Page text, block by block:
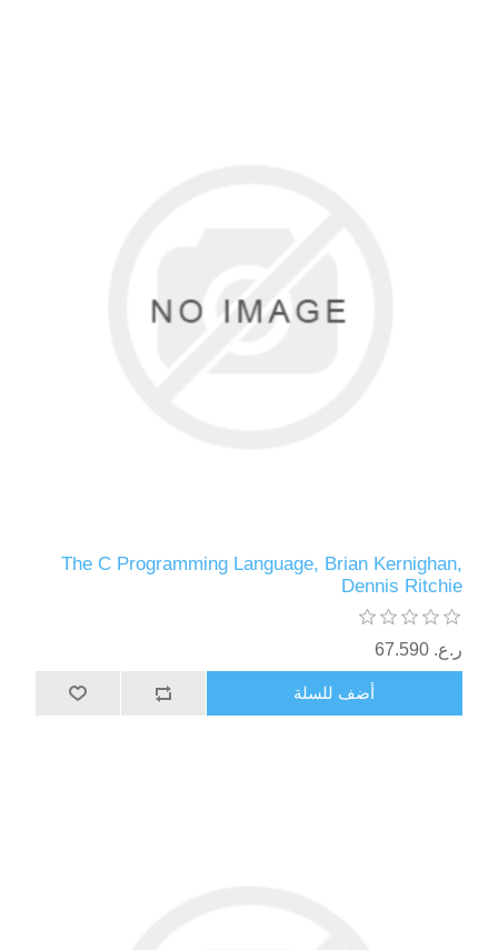
The C Programming Language, Brian Kernighan,
Dennis Ritchie
ر.ع.‏‏ 67.590
أضف للسلة